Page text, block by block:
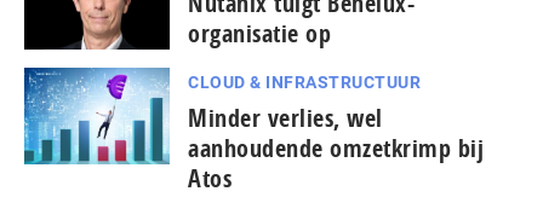
organisatie op
CLOUD & INFRASTRUCTUUR
Minder verlies, wel
aanhoudende omzetkrimp bij
Atos